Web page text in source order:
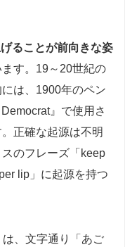
ることが前向きな姿
す。19～20世紀の
は、1900年のペン
』で使用さ
正確な起源は不明
のフレーズ「keep
lip」に起源を持つ
、文字通り「あご